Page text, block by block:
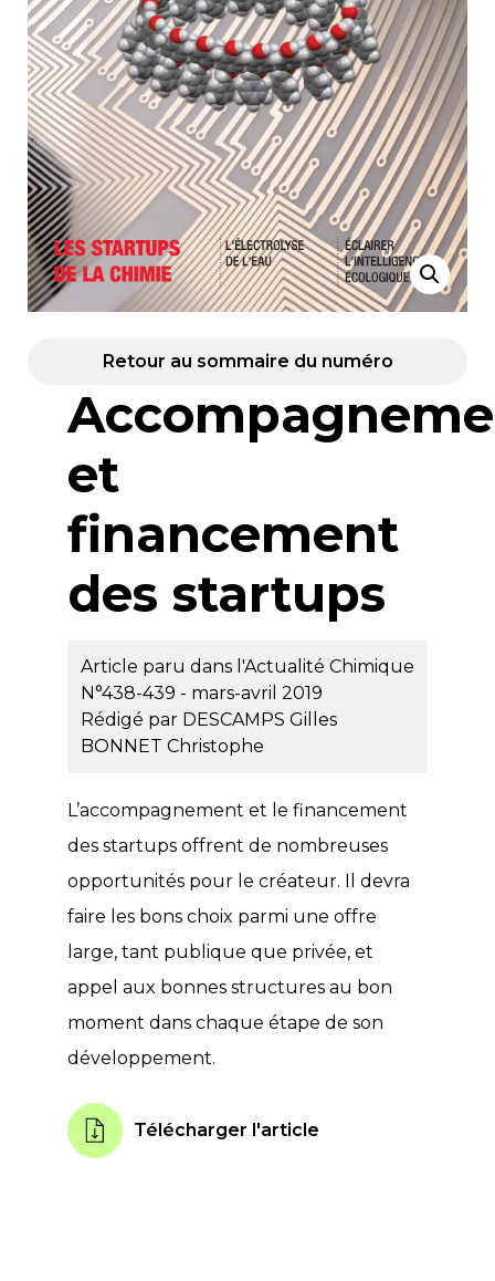
Retour au sommaire du numéro
et
financement
des startups
Article paru dans l'Actualité Chimique
N°438-439 - mars-avril 2019
Rédigé par DESCAMPS Gilles
BONNET Christophe
L’accompagnement et le financement
des startups offrent de nombreuses
opportunités pour le créateur. Il devra
faire les bons choix parmi une offre
large, tant publique que privée, et
appel aux bonnes structures au bon
moment dans chaque étape de son
développement.
Télécharger l'article